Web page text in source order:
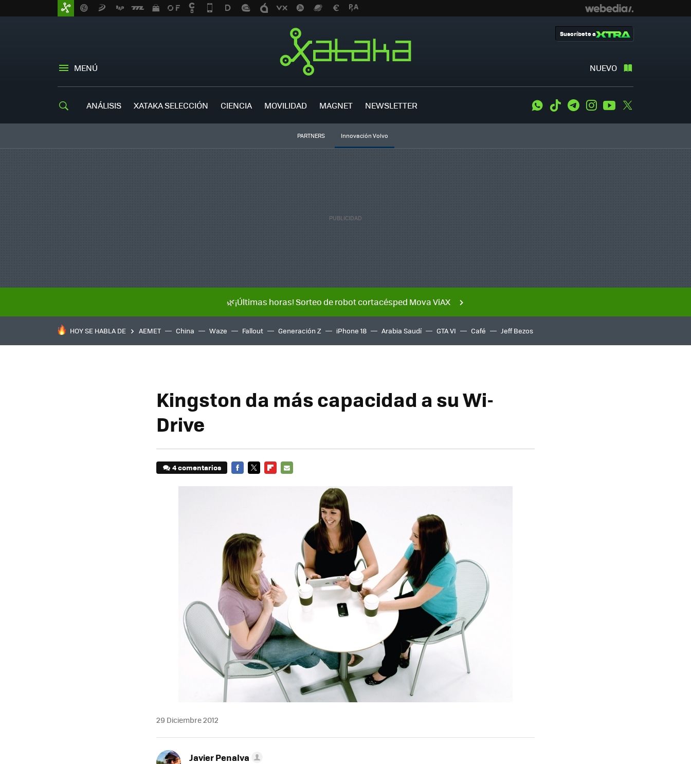
MENÚ NUEVO
Suscríbete a
ANÁLISIS XATAKA SELECCIÓN CIENCIA MOVILIDAD MAGNET NEWSLETTER WhatsApp
Tiktok TelegramInstagramYoutube
PARTNERS Innovación Volvo
🌿¡Últimas horas! Sorteo de robot cortacésped Mova ViAX
HOY SE HABLA DE AEMET China Waze Fallout Generación Z iPhone 18 Arabia Saudí GTA VI Café Jeff Bezos
Kingston da más capacidad a su Wi-
Drive
4 comentarios
29 Diciembre 2012
Javier Penalva